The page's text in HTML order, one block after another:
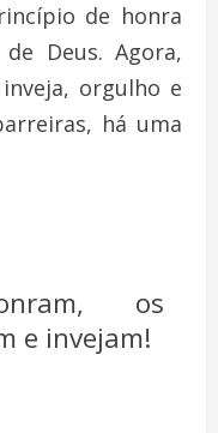
de honra
Deus. Agora,
orgulho e
há uma
os
e invejam!